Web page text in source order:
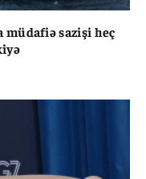
müdafiə sazişi heç